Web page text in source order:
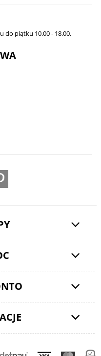
do piątku 10.00 - 18.00,